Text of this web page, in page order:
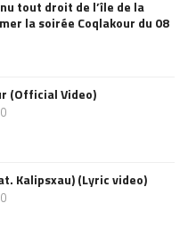
tout droit de l’île de la
la soirée Coqlakour du 08
(Official Video)
0
Kalipsxau) (Lyric video)
0